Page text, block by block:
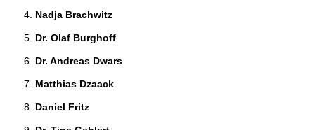
Nadja Brachwitz
Dr. Olaf Burghoff
Dr. Andreas Dwars
Matthias Dzaack
Daniel Fritz